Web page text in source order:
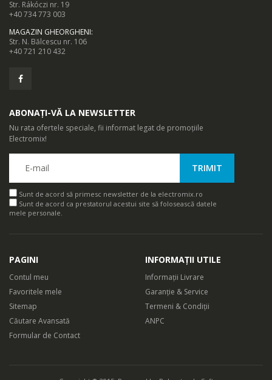
Str. Rákóczi nr. 19
+40 734 773 003
MAGAZIN GHEORGHENI:
Str. N. Bălcescu nr. 106
+40 721 210 432
ABONAȚI-VĂ LA NEWSLETTER
Nu rata ofertele speciale, fii informat legat de promoțiile
Electromix!
Sunt de acord să primesc newsletter de la electromix.ro
Sunt de acord ca prestatorul acestui site să folosească datele
mele personale.
PAGINI
Contul meu
Favoritele mele
Sitemap
Căutare Avansată
Formular de Contact
INFORMAȚII UTILE
Informații Livrare
Garanție & Service
Termeni & Condiții
ANPC